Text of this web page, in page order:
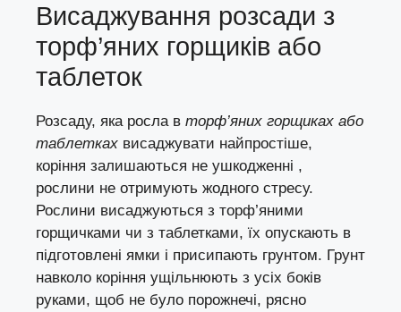
Висаджування розсади з
торф’яних горщиків або
таблеток
Розсаду, яка росла в торф’яних горщиках або
таблетках висаджувати найпростіше,
коріння залишаються не ушкодженні ,
рослини не отримують жодного стресу.
Рослини висаджуються з торф’яними
горщичками чи з таблетками, їх опускають в
підготовлені ямки і присипають грунтом. Грунт
навколо коріння ущільнюють з усіх боків
руками, щоб не було порожнечі, рясно